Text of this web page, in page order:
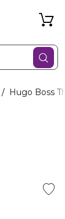
Hugo Boss